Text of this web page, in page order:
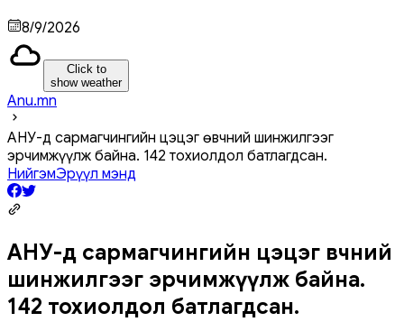
8/9/2026
Click to
show weather
Anu.mn
АНУ-д сармагчингийн цэцэг өвчний шинжилгээг
эрчимжүүлж байна. 142 тохиолдол батлагдсан.
НийгэмЭрүүл мэнд
АНУ-д сармагчингийн цэцэг өвчний
шинжилгээг эрчимжүүлж байна.
142 тохиолдол батлагдсан.